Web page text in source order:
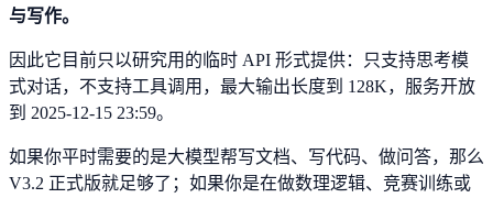
与写作。
因此它目前只以研究用的临时 API 形式提供：只支持思考模
式对话，不支持工具调用，最大输出长度到 128K，服务开放
到 2025-12-15 23:59。
如果你平时需要的是大模型帮写文档、写代码、做问答，那么
V3.2 正式版就足够了；如果你是在做数理逻辑、竞赛训练或